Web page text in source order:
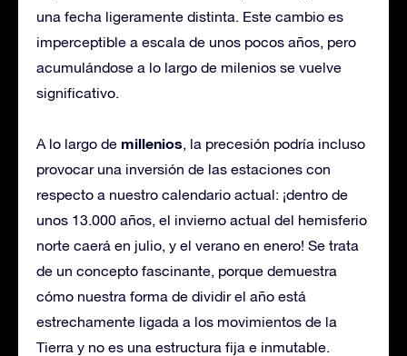
una fecha ligeramente distinta. Este cambio es
imperceptible a escala de unos pocos años, pero
acumulándose a lo largo de milenios se vuelve
significativo.
A lo largo de millenios, la precesión podría incluso
provocar una inversión de las estaciones con
respecto a nuestro calendario actual: ¡dentro de
unos 13.000 años, el invierno actual del hemisferio
norte caerá en julio, y el verano en enero! Se trata
de un concepto fascinante, porque demuestra
cómo nuestra forma de dividir el año está
estrechamente ligada a los movimientos de la
Tierra y no es una estructura fija e inmutable.